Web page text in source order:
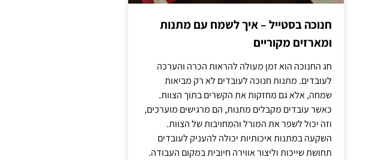
חנוכה בסטייל – איך לשמח עם מתנות
ומארזים מקוריים
חג החנוכה הוא זמן מעולה להראות הכרה והערכה
לעובדים. מתנות חנוכה לעובדים לא רק מביאות
שמחה, אלא גם מחזקות את הקשרים בתוך הצוות.
כאשר עובדים מקבלים מתנות, הם מרגישים מוערכים,
וזה יכול לשפר את המורל והמחויבות של הצוות.
השקעה במתנות איכותיות יכולה להעניק לעובדים
תחושת שייכות וליצור אווירה חיובית במקום העבודה.